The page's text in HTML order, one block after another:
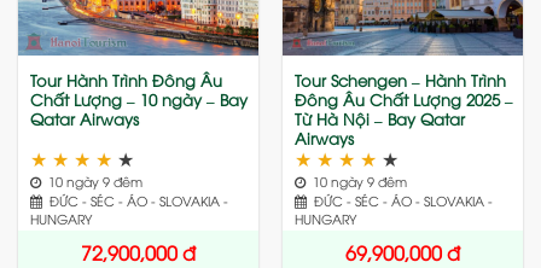
Tour Hành Trình Đông Âu
Chất Lượng – 10 ngày – Bay
Qatar Airways
★ ★ ★ ★ ★
10 ngày 9 đêm
ĐỨC - SÉC - ÁO - SLOVAKIA -
HUNGARY
72,900,000đ
Tour Schengen – Hành Trình
Đông Âu Chất Lượng 2025 –
Từ Hà Nội – Bay Qatar
Airways
★ ★ ★ ★ ★
10 ngày 9 đêm
ĐỨC - SÉC - ÁO - SLOVAKIA -
HUNGARY
69,900,000đ